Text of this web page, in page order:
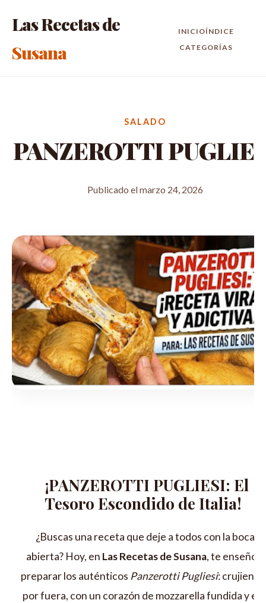
Las Recetas de
Susana
INICIOÍNDICE
CATEGORÍAS
SALADO
PANZEROTTI
Publicado el marzo 24, 2026
¡PANZEROTTI PUGLIESI: El
Tesoro Escondido de Italia!
¿Buscas una receta que deje a todos con la boca
abierta? Hoy, en Las Recetas de Susana, te enseño a
preparar los auténticos Panzerotti Pugliesi:
por fuera, con un corazón de mozzarella fundida y